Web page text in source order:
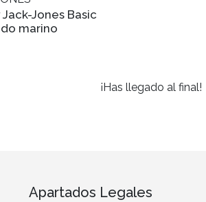
Jones Basic
marino
¡Has llegado al final!
Apartados Legales